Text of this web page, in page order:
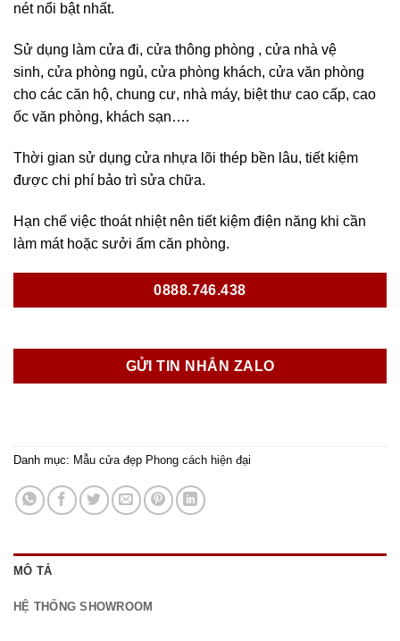
nét nổi bật nhất.
Sử dụng làm cửa đi, cửa thông phòng , cửa nhà vệ
sinh, cửa phòng ngủ, cửa phòng khách, cửa văn phòng
cho các căn hộ, chung cư, nhà máy, biệt thư cao cấp, cao
ốc văn phòng, khách sạn….
Thời gian sử dụng cửa nhựa lõi thép bền lâu, tiết kiệm
được chi phí bảo trì sửa chữa.
Hạn chế việc thoát nhiệt nên tiết kiệm điện năng khi cần
làm mát hoặc sưởi ấm căn phòng.
0888.746.438
GỬI TIN NHẮN ZALO
Danh mục: Mẫu cửa đẹp Phong cách hiện đại
MÔ TẢ
HỆ THỐNG SHOWROOM